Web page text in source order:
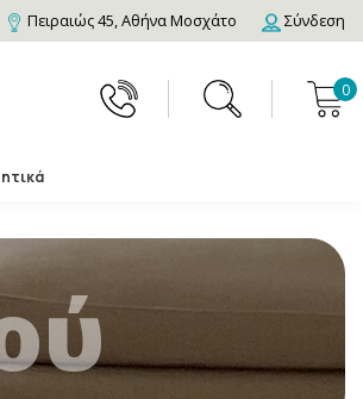
Πειραιώς 45, Αθήνα Μοσχάτο Σύνδεση
0